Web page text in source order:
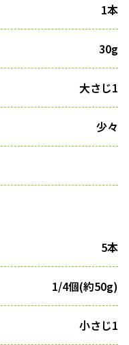
1本
30g
大さじ1
少々
5本
1/4個(約50g)
小さじ1